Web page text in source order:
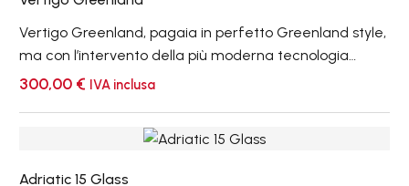
Vertigo Greenland, pagaia in perfetto Greenland style,
ma con l’intervento della più moderna tecnologia
costruttiva nell’uso del composito di carbonio, per una
delle pale, per soddisfare ogni stile di pagaiata.
300,00 € IVA inclusa
Adriatic
Adriatic 15 Glass